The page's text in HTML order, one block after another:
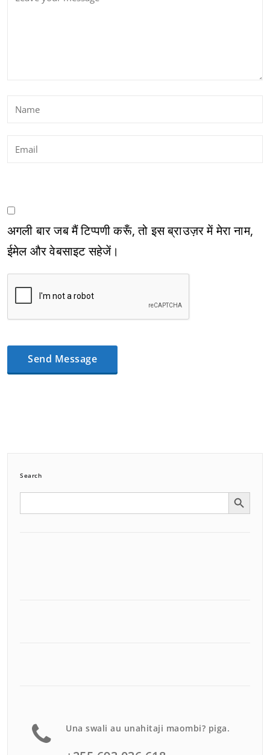
अगली बार जब मैं टिप्पणी करूँ, तो इस ब्राउज़र में मेरा नाम,
ईमेल और वेबसाइट सहेजें।
Search
Search Search Button
Una swali au unahitaji maombi? piga.